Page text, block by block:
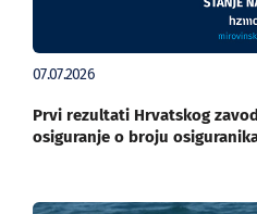
07.07.2026
Prvi rezultati Hrvatskog
osiguranje o broju